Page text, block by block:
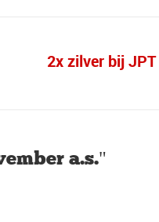
2x zilver bij
a.s."